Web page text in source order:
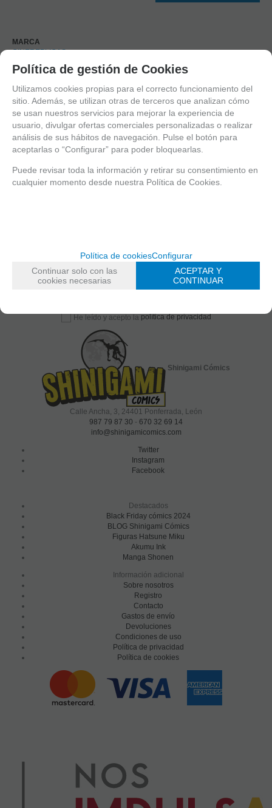
MARCA
CINEREPLICAS
Valorar
Date de alta para estar al día de las novedades a través de nuestro boletín
He leído y acepto la política de privacidad
Shinigami Cómics
Calle Ancha, 3, 24401 Ponferrada, León
987 79 87 30 - 670 32 69 14
info@shinigamicomics.com
Twitter
Instagram
Facebook
Destacados
Black Friday cómics 2024
BLOG Shinigami Cómics
Figuras Hatsune Miku
Akumu Ink
Manga Shonen
Información adicional
Sobre nosotros
Registro
Contacto
Gastos de envío
Devoluciones
Condiciones de uso
Política de privacidad
Política de cookies
Política de gestión de Cookies
Utilizamos cookies propias para el correcto funcionamiento del
sitio. Además, se utilizan otras de terceros que analizan cómo
se usan nuestros servicios para mejorar la experiencia de
usuario, divulgar ofertas comerciales personalizadas o realizar
análisis de sus hábitos de navegación. Pulse el botón para
aceptarlas o “Configurar” para poder bloquearlas.
Puede revisar toda la información y retirar su consentimiento en
cualquier momento desde nuestra Política de Cookies.
Política de cookiesConfigurar
Continuar solo con las
cookies necesarias
ACEPTAR Y
CONTINUAR